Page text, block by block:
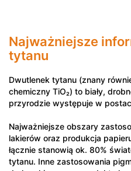
Najważniejsze
tytanu
Dwutlenek tytanu (znany
chemiczny TiO₂) to biały,
przyrodzie występuje w
Najważniejsze obszary
lakierów oraz produkcja
łącznie stanowią ok. 80%
tytanu. Inne zastosowania